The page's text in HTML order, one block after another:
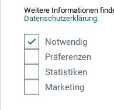
Weitere Informationen
Datenschutzerklärung.
Notwendig
Präferenzen
Statistiken
Marketing
Betalingsmetoder